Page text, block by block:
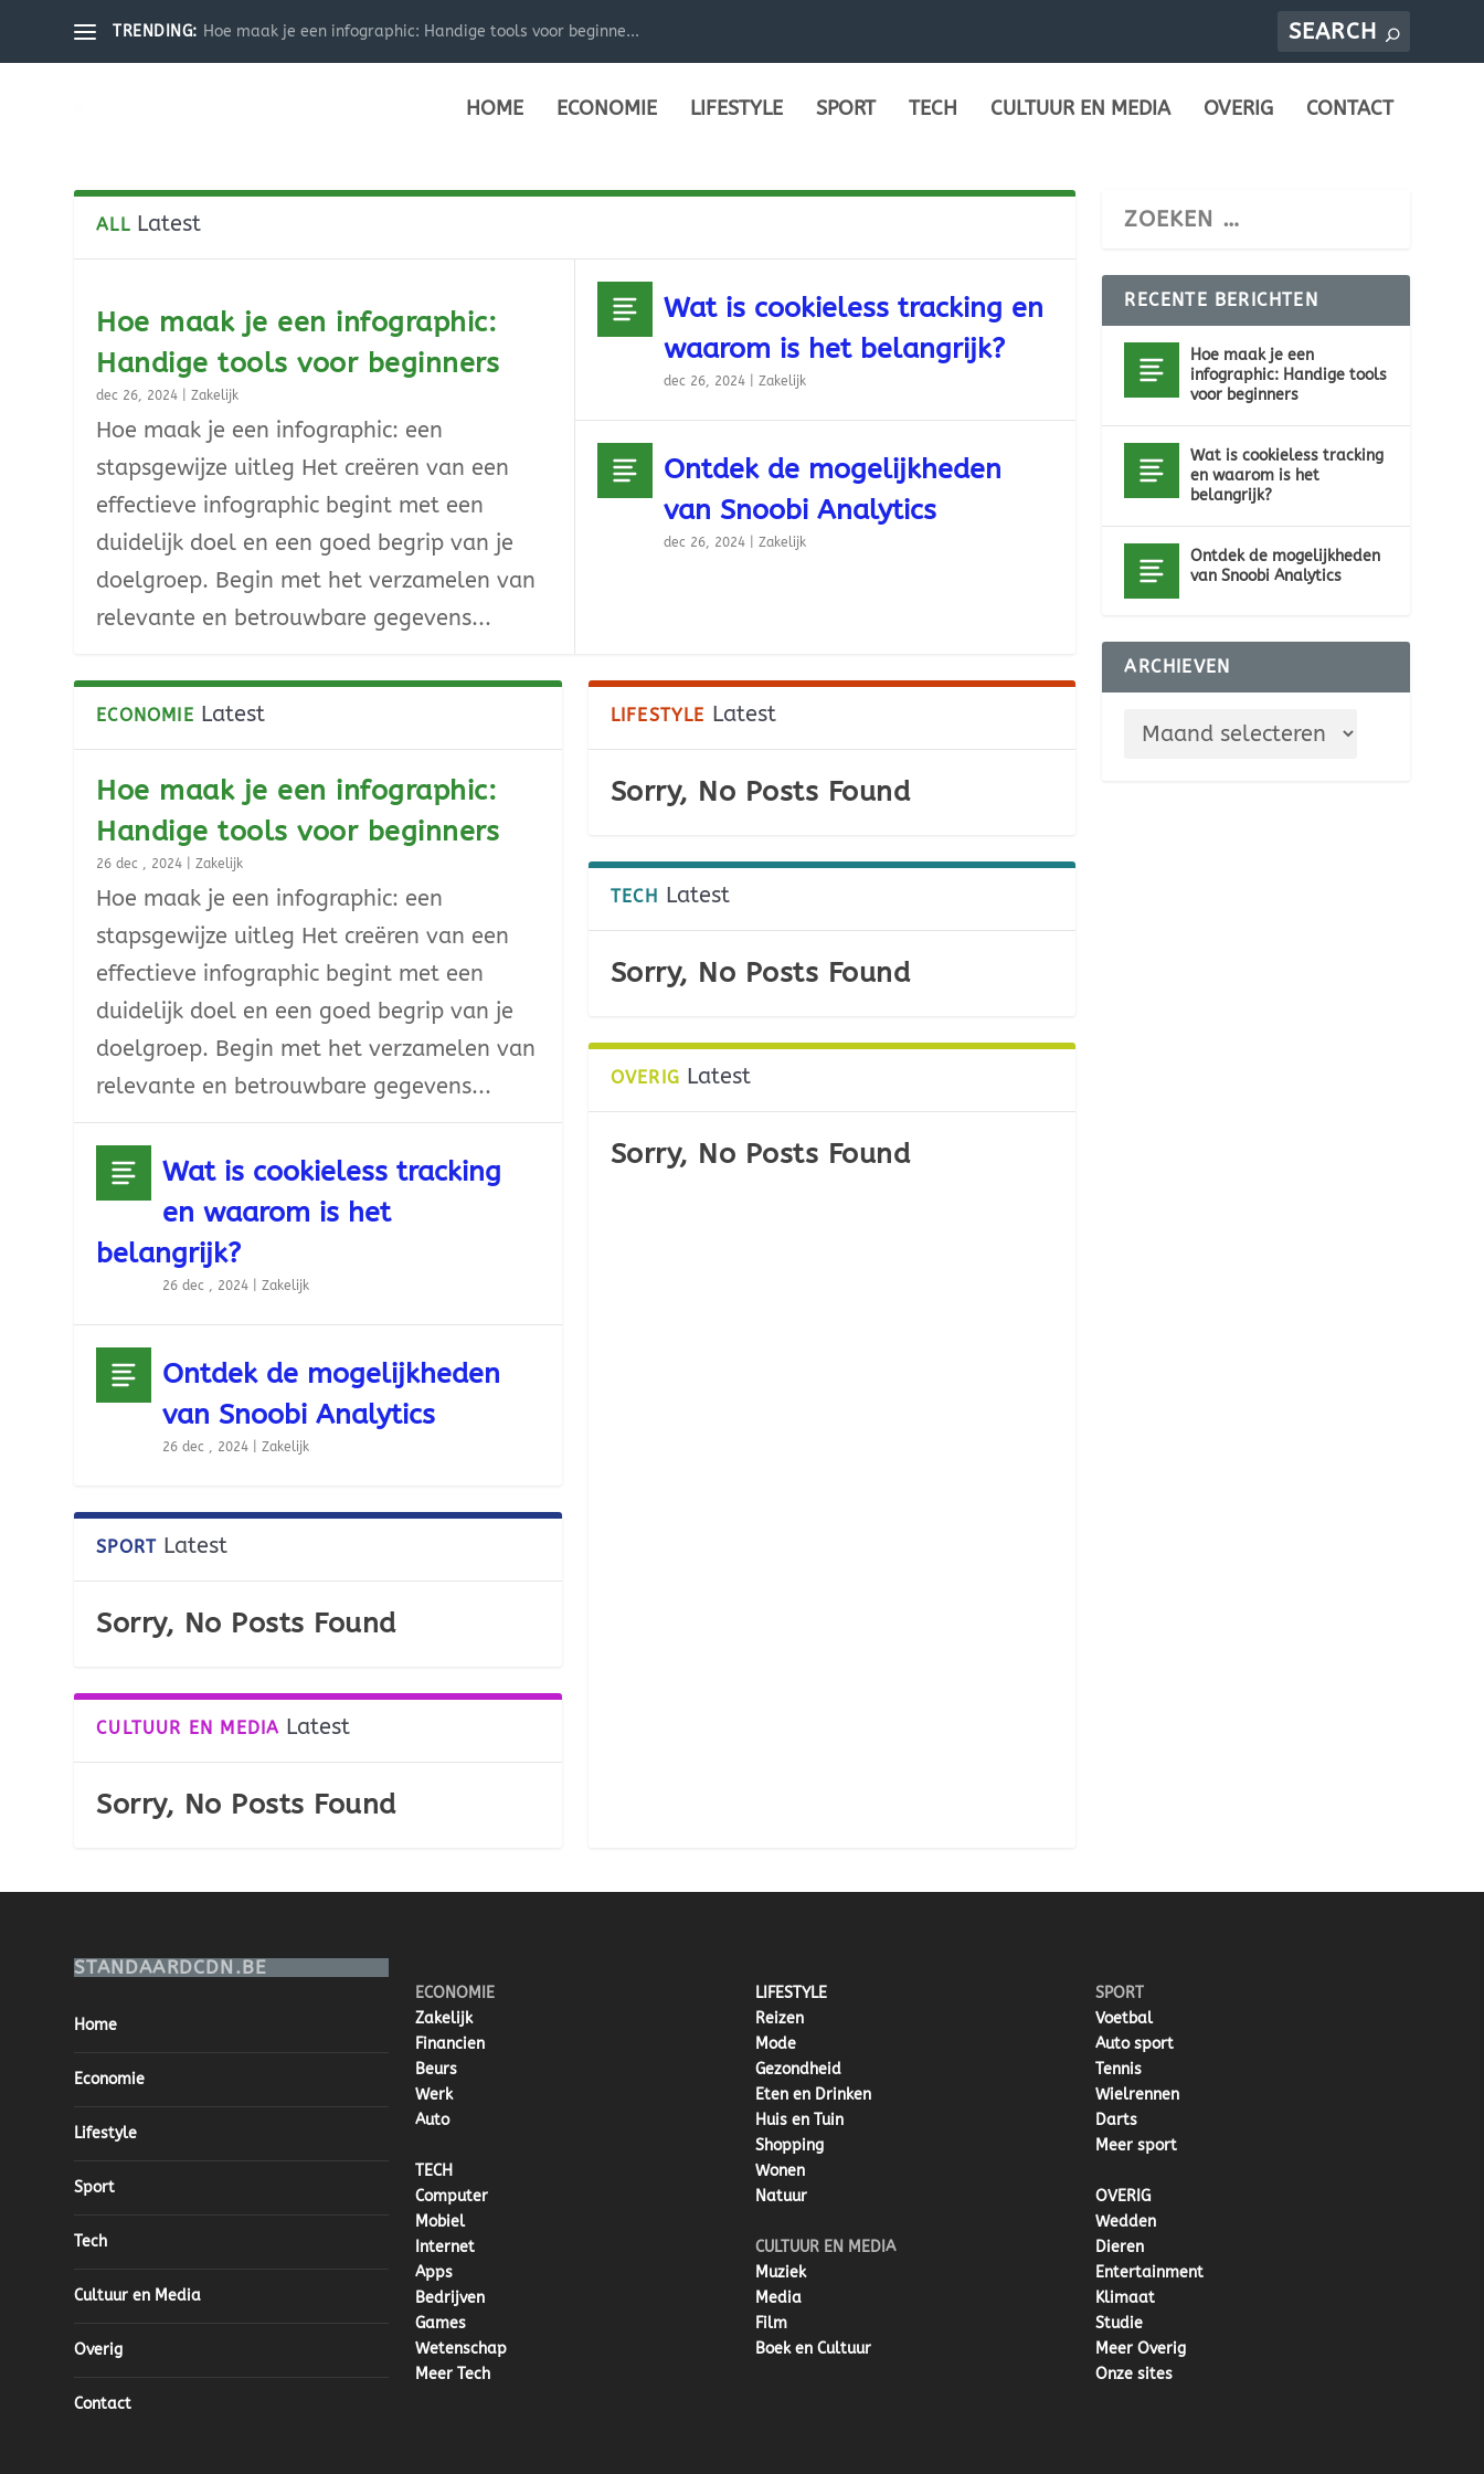
TRENDING: Hoe maak je een infographic: Handige tools voor beginne...
HOME ECONOMIE LIFESTYLE SPORT TECH CULTUUR EN MEDIA OVERIG CONTACT
ALL Latest
Hoe maak je een infographic:
Handige tools voor beginners
dec 26, 2024 |Zakelijk
Hoe maak je een infographic: een
stapsgewijze uitleg Het creëren van een
effectieve infographic begint met een
duidelijk doel en een goed begrip van je
doelgroep. Begin met het verzamelen van
relevante en betrouwbare gegevens...
Wat is cookieless tracking en
waarom is het belangrijk?
dec 26, 2024| Zakelijk
Ontdek de mogelijkheden
van Snoobi Analytics
dec 26, 2024| Zakelijk
ECONOMIE Latest
Hoe maak je een infographic:
Handige tools voor beginners
26 dec , 2024 |Zakelijk
Hoe maak je een infographic: een
stapsgewijze uitleg Het creëren van een
effectieve infographic begint met een
duidelijk doel en een goed begrip van je
doelgroep. Begin met het verzamelen van
relevante en betrouwbare gegevens...
Wat is cookieless tracking
en waarom is het
belangrijk?
26 dec , 2024 |Zakelijk
Ontdek de mogelijkheden
van Snoobi Analytics
26 dec , 2024 |Zakelijk
SPORT Latest
Sorry, No Posts Found
CULTUUR EN MEDIA Latest
Sorry, No Posts Found
LIFESTYLE Latest
Sorry, No Posts Found
TECH Latest
Sorry, No Posts Found
OVERIG Latest
Sorry, No Posts Found
RECENTE BERICHTEN
Hoe maak je een
infographic: Handige tools
voor beginners
Wat is cookieless tracking
en waarom is het
belangrijk?
Ontdek de mogelijkheden
van Snoobi Analytics
ARCHIEVEN
STANDAARDCDN.BE
Home
Economie
Lifestyle
Sport
Tech
Cultuur en Media
Overig
Contact
ECONOMIE
Zakelijk
Financien
Beurs
Werk
Auto
TECH
Computer
Mobiel
Internet
Apps
Bedrijven
Games
Wetenschap
Meer Tech
LIFESTYLE
Reizen
Mode
Gezondheid
Eten en Drinken
Huis en Tuin
Shopping
Wonen
Natuur
CULTUUR EN MEDIA
Muziek
Media
Film
Boek en Cultuur
SPORT
Voetbal
Auto sport
Tennis
Wielrennen
Darts
Meer sport
OVERIG
Wedden
Dieren
Entertainment
Klimaat
Studie
Meer Overig
Onze sites